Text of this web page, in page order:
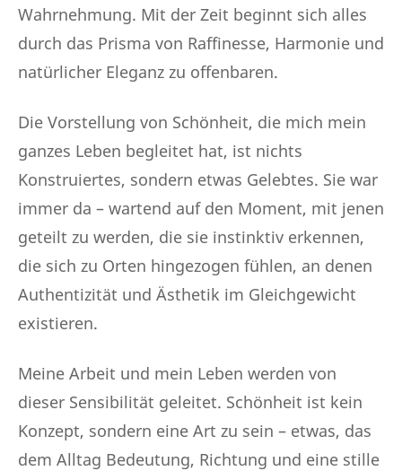
Wahrnehmung. Mit der Zeit beginnt sich alles
durch das Prisma von Raffinesse, Harmonie und
natürlicher Eleganz zu offenbaren.
Die Vorstellung von Schönheit, die mich mein
ganzes Leben begleitet hat, ist nichts
Konstruiertes, sondern etwas Gelebtes. Sie war
immer da – wartend auf den Moment, mit jenen
geteilt zu werden, die sie instinktiv erkennen,
die sich zu Orten hingezogen fühlen, an denen
Authentizität und Ästhetik im Gleichgewicht
existieren.
Meine Arbeit und mein Leben werden von
dieser Sensibilität geleitet. Schönheit ist kein
Konzept, sondern eine Art zu sein – etwas, das
dem Alltag Bedeutung, Richtung und eine stille